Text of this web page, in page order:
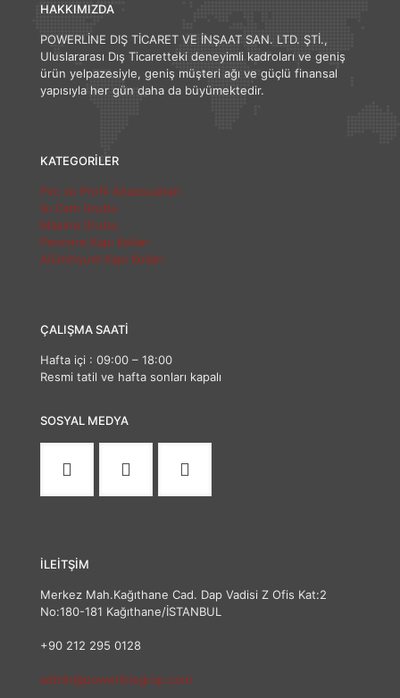
HAKKIMIZDA
POWERLİNE DIŞ TİCARET VE İNŞAAT SAN. LTD. ŞTİ.,
Uluslararası Dış Ticaretteki deneyimli kadroları ve geniş
ürün yelpazesiyle, geniş müşteri ağı ve güçlü finansal
yapısıyla her gün daha da büyümektedir.
KATEGORİLER
Pvc ve Profil Aksesuarları
Isı Cam Grubu
Makina Grubu
Pencere Kapı Kolları
Alüminyum Kapı Kolları
ÇALIŞMA SAATİ
Hafta içi : 09:00 – 18:00
Resmi tatil ve hafta sonları kapalı
SOSYAL MEDYA
İLEİTŞİM
Merkez Mah.Kağıthane Cad. Dap Vadisi Z Ofis Kat:2
No:180-181 Kağıthane/İSTANBUL
+90 212 295 0128
admin@powerlinegrup.com